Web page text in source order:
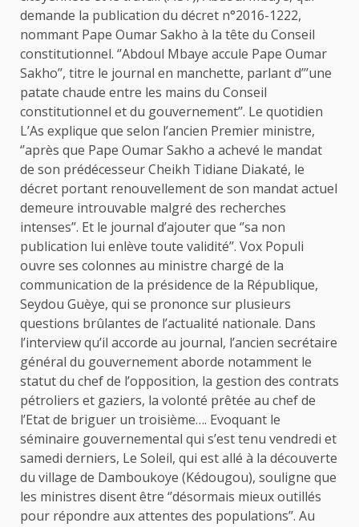
demande la publication du décret n°2016-1222,
nommant Pape Oumar Sakho à la tête du Conseil
constitutionnel. ‘’Abdoul Mbaye accule Pape Oumar
Sakho’’, titre le journal en manchette, parlant d’’’une
patate chaude entre les mains du Conseil
constitutionnel et du gouvernement’’. Le quotidien
L’As explique que selon l’ancien Premier ministre,
‘’après que Pape Oumar Sakho a achevé le mandat
de son prédécesseur Cheikh Tidiane Diakaté, le
décret portant renouvellement de son mandat actuel
demeure introuvable malgré des recherches
intenses’’. Et le journal d’ajouter que ‘’sa non
publication lui enlève toute validité’’. Vox Populi
ouvre ses colonnes au ministre chargé de la
communication de la présidence de la République,
Seydou Guèye, qui se prononce sur plusieurs
questions brûlantes de l’actualité nationale. Dans
l’interview qu’il accorde au journal, l’ancien secrétaire
général du gouvernement aborde notamment le
statut du chef de l’opposition, la gestion des contrats
pétroliers et gaziers, la volonté prêtée au chef de
l’Etat de briguer un troisième…. Evoquant le
séminaire gouvernemental qui s’est tenu vendredi et
samedi derniers, Le Soleil, qui est allé à la découverte
du village de Damboukoye (Kédougou), souligne que
les ministres disent être ‘’désormais mieux outillés
pour répondre aux attentes des populations’’. Au